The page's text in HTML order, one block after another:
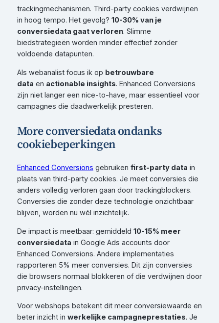
trackingmechanismen. Third-party cookies verdwijnen
in hoog tempo. Het gevolg? 10-30% van je
conversiedata gaat verloren. Slimme
biedstrategieën worden minder effectief zonder
voldoende datapunten.
Als webanalist focus ik op betrouwbare
data en actionable insights. Enhanced Conversions
zijn niet langer een nice-to-have, maar essentieel voor
campagnes die daadwerkelijk presteren.
More conversiedata ondanks
cookiebeperkingen
Enhanced Conversions gebruiken first-party data in
plaats van third-party cookies. Je meet conversies die
anders volledig verloren gaan door trackingblockers.
Conversies die zonder deze technologie onzichtbaar
blijven, worden nu wél inzichtelijk.
De impact is meetbaar: gemiddeld 10-15% meer
conversiedata in Google Ads accounts door
Enhanced Conversions. Andere implementaties
rapporteren 5% meer conversies. Dit zijn conversies
die browsers normaal blokkeren of die verdwijnen door
privacy-instellingen.
Voor webshops betekent dit meer conversiewaarde en
beter inzicht in werkelijke campagneprestaties. Je